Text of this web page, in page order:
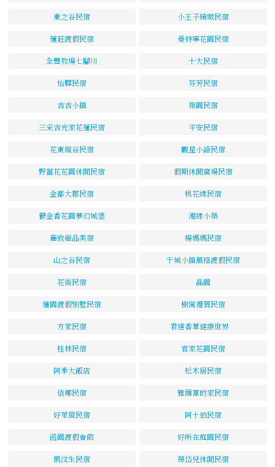
東之谷民宿 小王子精緻民宿
蓮莊渡假民宿 曼特寧花園民宿
全豐牧場七腳川 十大民宿
怡驛民宿 芬芳民宿
吉吉小鎮 築園民宿
三采吉光家花蓮民宿 平安民宿
花東縱谷民宿 觀星小語民宿
野薑花花園休閒民宿 假期休閒廣場民宿
金都大郡民宿 桃花緣民宿
鬱金香花園夢幻城堡 湘緣小築
麗敦極品美宿 楊媽媽民宿
山之谷民宿 干城小鎮風格渡假民宿
花術民宿 晶園
蓮園渡假別墅民宿 樹窩優質民宿
方家民宿 君達香草健康世界
桂林民宿 官家花園民宿
阿季大飯店 松木居民宿
佶椰民宿 雅爾富的家民宿
好萊屋民宿 阿土伯民宿
函園渡假會館 好所在庭園民宿
凱汶生民宿 葆岱兒休閒民宿